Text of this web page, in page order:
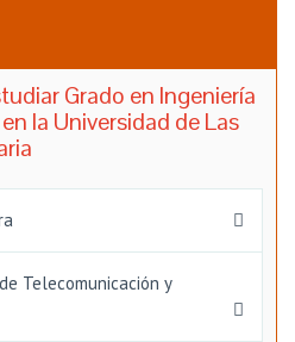
Grado en Ingeniería
la Universidad de Las
Telecomunicación y